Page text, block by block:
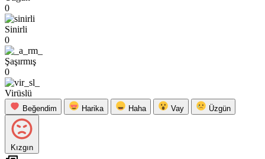
0
Sinirli
0
Şaşırmış
0
Virüslü
Beğendim Harika Haha Vay Üzgün
Kızgın